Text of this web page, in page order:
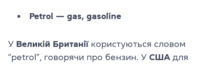
Petrol — gas, gasoline
У Великій Британіїкористуються словом
“petrol”, говорячи про бензин. У США для